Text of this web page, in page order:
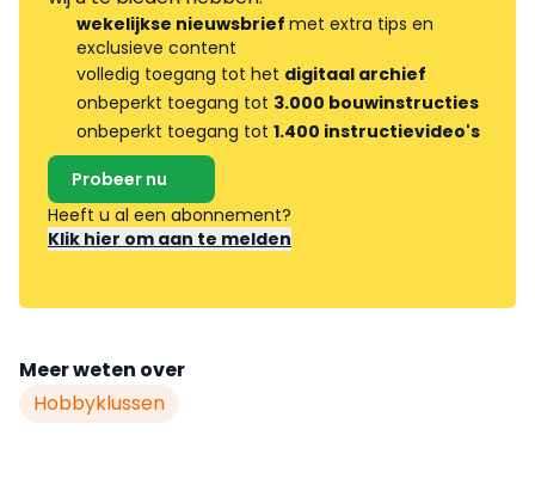
wekelijkse nieuwsbrief met extra tips en
exclusieve content
volledig toegang tot het digitaal archief
onbeperkt toegang tot 3.000 bouwinstructies
onbeperkt toegang tot 1.400 instructievideo's
Probeer nu
Heeft u al een abonnement?
Klik hier om aan te melden
Meer weten over
Hobbyklussen